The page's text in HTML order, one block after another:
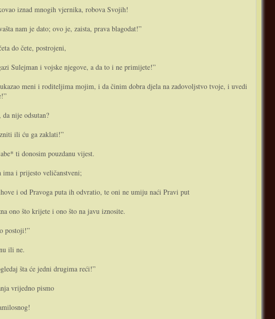
iznad mnogih vjernika, robova Svojih!
nam je dato; ovo je, zaista, prava blagodat!”
do čete, postrojeni,
Sulejman i vojske njegove, a da to i ne primijete!”
meni i roditeljima mojim, i da činim dobra djela na zadovoljstvo tvoje, i uvedi
nije odsutan?
ili ću ga zaklati!”
ti donosim pouzdanu vijest.
ima i prijesto veličanstveni;
i od Pravoga puta ih odvratio, te o­ni ne umiju naći Pravi put
o­no što krijete i o­no što na javu iznosite.
postoji!”
ili ne.
šta će jedni drugima reći!”
vrijedno pismo